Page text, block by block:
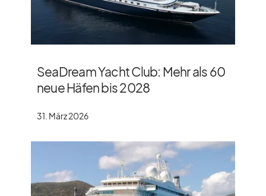
SeaDream Yacht Club: Mehr als 60
neue Häfen bis 2028
31. März 2026